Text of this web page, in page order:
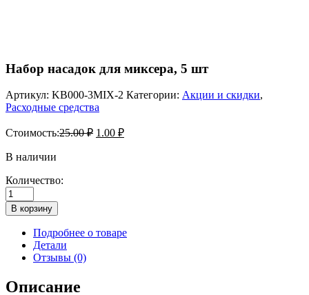
Набор насадок для миксера, 5 шт
Артикул: KB000-3MIX-2 Категории: Акции и скидки,
Расходные средства
Стоимость:25.00₽ 1.00 ₽
В наличии
Количество:
Количество
товара
Набор
насадок
миксера,
шт
В корзину
Подробнее о товаре
Детали
Отзывы (0)
Описание